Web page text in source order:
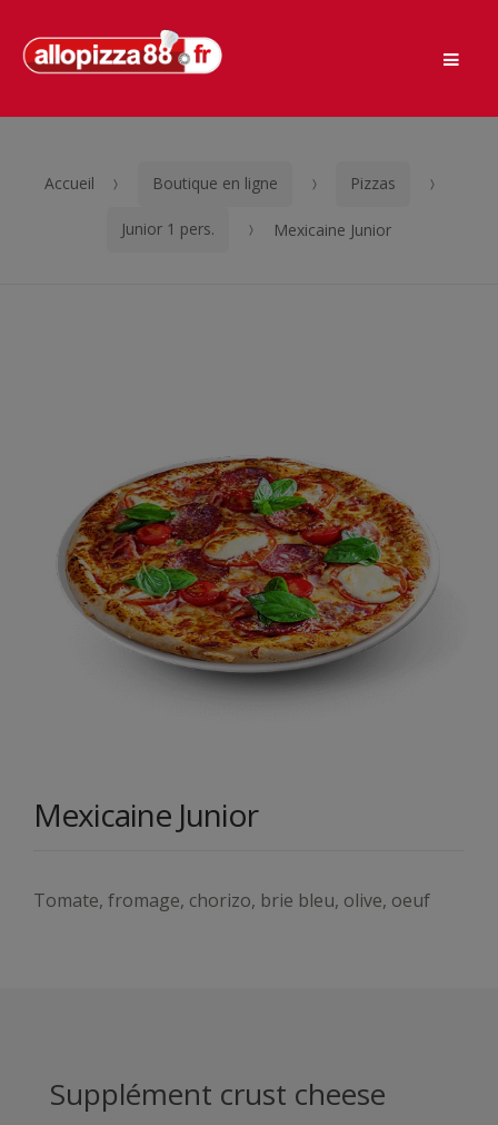
Passer
Aller
Accueil Boutique en ligne Pizzas
Junior 1 pers. Mexicaine Junior
Mexicaine Junior
Tomate, fromage, chorizo, brie bleu, olive, oeuf
Supplément crust cheese